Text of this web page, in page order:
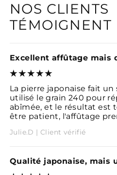
NOS CLIENTS
TÉMOIGNENT
Excellent affûtage mais
La pierre japonaise fait un
utilisé le grain 240 pour
abîmée, et le résultat est
être patient, l'affûtage
Julie.D | Client vérifié
Qualité japonaise, mais